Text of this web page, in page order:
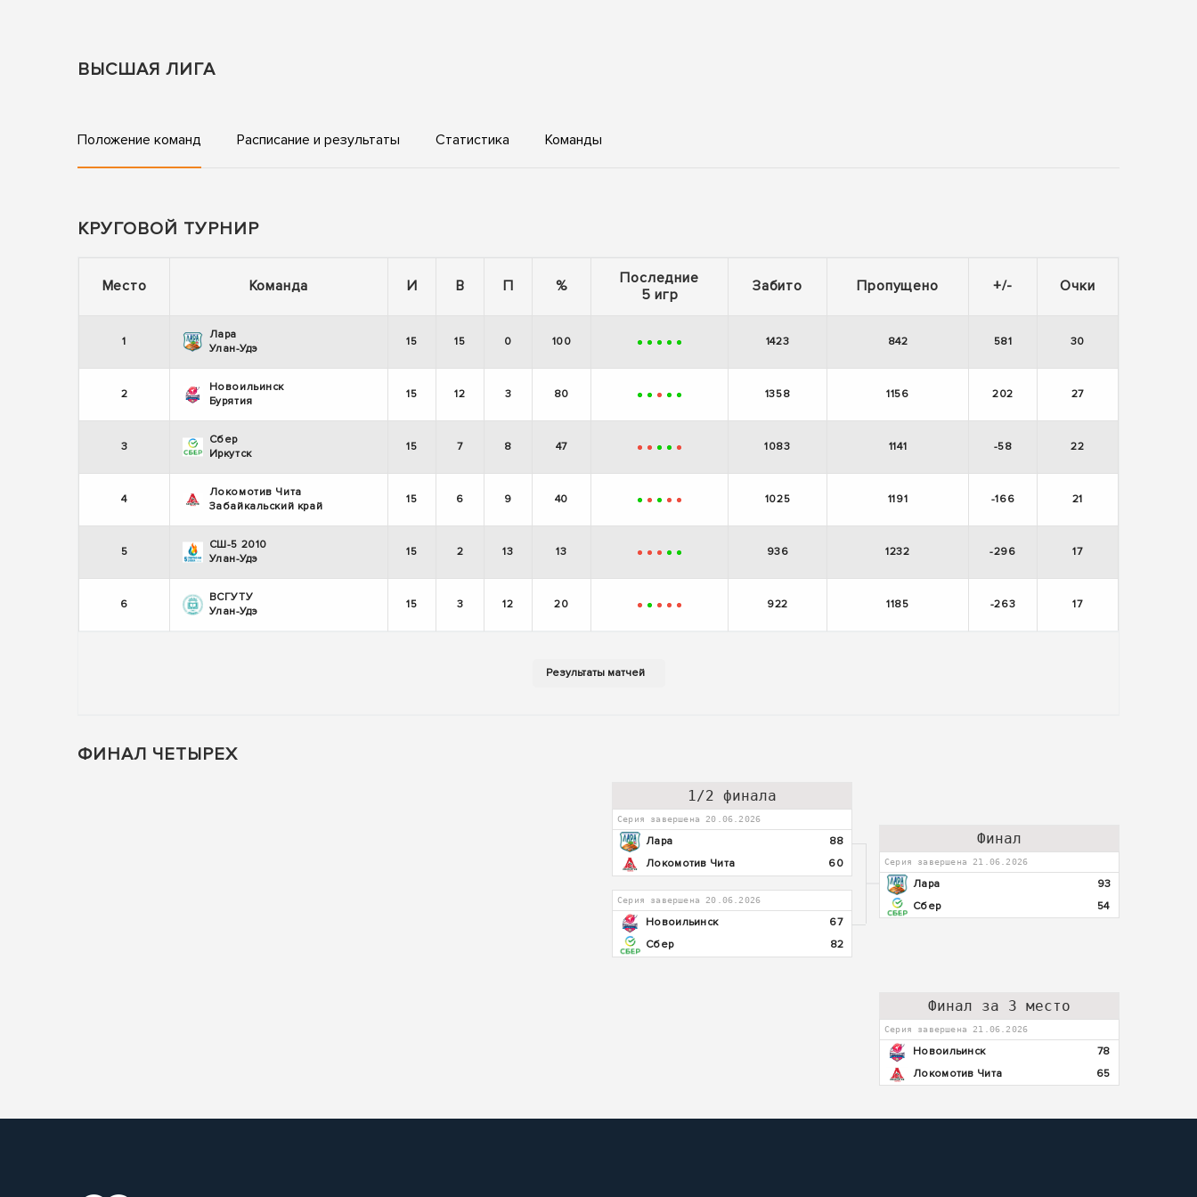
ВЫСШАЯ ЛИГА
Положение команд Расписание и результаты Статистика Команды
КРУГОВОЙ ТУРНИР
Место Команда И В П %
Последние
5 игр
Забито Пропущено +/- Очки
1
Лара
Улан-Удэ
15 15 0 100 + + + + + 1423 842 581 30
2
Новоильинск
Бурятия
15 12 3 80 + + - + + 1358 1156 202 27
3
Сбер
Иркутск
15 7 8 47 - - + + - 1083 1141 -58 22
4
Локомотив Чита
Забайкальский край
15 6 9 40 + - + - - 1025 1191 -166 21
5
СШ-5 2010
Улан-Удэ
15 2 13 13 - - - + + 936 1232 -296 17
6
ВСГУТУ
Улан-Удэ
15 3 12 20 - + - - - 922 1185 -263 17
ФИНАЛ ЧЕТЫРЕХ
1/2 финала
Серия завершена 20.06.2026
Лара
88
Локомотив Чита
60
Серия завершена 20.06.2026
Новоильинск
67
Сбер
82
Финал
Серия завершена 21.06.2026
Лара
93
Сбер
54
Финал за 3 место
Серия завершена 21.06.2026
Новоильинск
78
Локомотив Чита
65